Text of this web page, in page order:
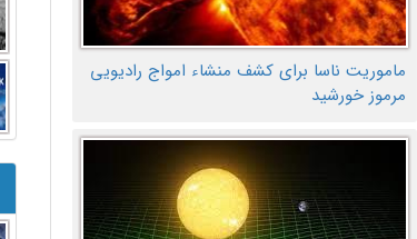
ماموریت ناسا برای کشف منشاء امواج رادیویی
مرموز خورشید